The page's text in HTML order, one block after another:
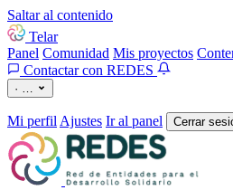
Saltar al contenido
Telar
Panel Comunidad Mis proyectos
Contactar con REDES
· …
Mi perfil Ajustes Ir al panel Cerrar